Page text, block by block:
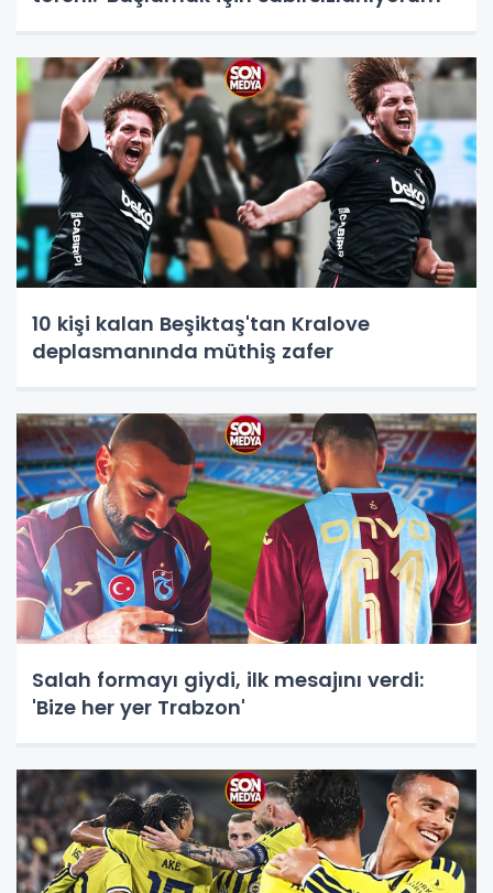
10 kişi kalan Beşiktaş'tan Kralove
deplasmanında müthiş zafer
Salah formayı giydi, ilk mesajını verdi:
'Bize her yer Trabzon'